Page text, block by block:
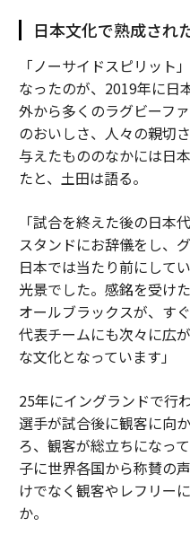
日本文化で熟成され
「ノーサイドスピリット
なったのが、2019年に日
外から多くのラグビーフ
のおいしさ、人々の親切
与えたもののなかには日
たと、土田は語る。
「試合を終えた後の日本
スタンドにお辞儀をし、
日本では当たり前にして
光景でした。感銘を受け
オールブラックスが、す
代表チームにも次々に広
な文化となっています」
25年にイングランドで行
選手が試合後に観客に向
ろ、観客が総立ちになっ
子に世界各国から称賛の
けでなく観客やレフリー
か。